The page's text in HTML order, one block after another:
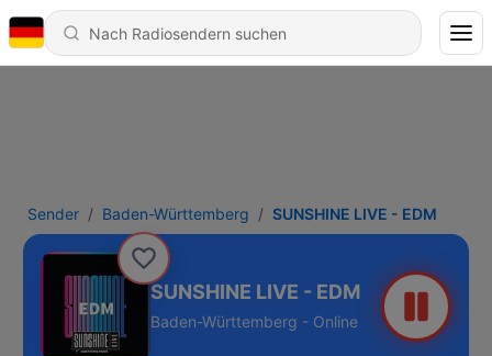
Sender Baden-Württemberg SUNSHINE LIVE - EDM
SUNSHINE LIVE - EDM
Baden-Württemberg - Online